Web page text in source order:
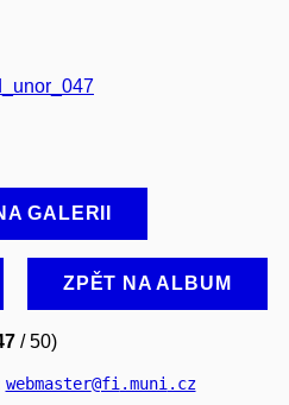
GALERII
ZPĚT NA ALBUM
/ 50)
webmaster@fi.muni.cz